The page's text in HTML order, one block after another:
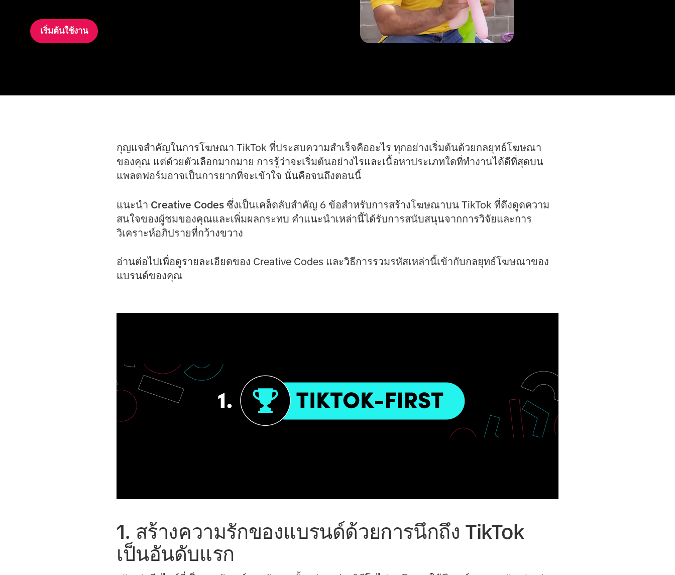
เริ่มต้นใช้งาน
กุญแจสำคัญในการโฆษณา TikTok ที่ประสบความสำเร็จคืออะไร ทุกอย่างเริ่มต้นด้วยกลยุทธ์โฆษณา
ของคุณ แต่ด้วยตัวเลือกมากมาย การรู้ว่าจะเริ่มต้นอย่างไรและเนื้อหาประเภทใดที่ทำงานได้ดีที่สุดบน
แพลตฟอร์มอาจเป็นการยากที่จะเข้าใจ นั่นคือจนถึงตอนนี้
แนะนำ Creative Codesซึ่งเป็นเคล็ดลับสำคัญ 6 ข้อสำหรับการสร้างโฆษณาบน TikTok ที่ดึงดูดความ
สนใจของผู้ชมของคุณและเพิ่มผลกระทบ คำแนะนำเหล่านี้ได้รับการสนับสนุนจากการวิจัยและการ
วิเคราะห์อภิปรายที่กว้างขวาง
อ่านต่อไปเพื่อดูรายละเอียดของ Creative Codes และวิธีการรวมรหัสเหล่านี้เข้ากับกลยุทธ์โฆษณาของ
แบรนด์ของคุณ
1. สร้างความรักของแบรนด์ด้วยการนึกถึง TikTok
เป็นอันดับแรก